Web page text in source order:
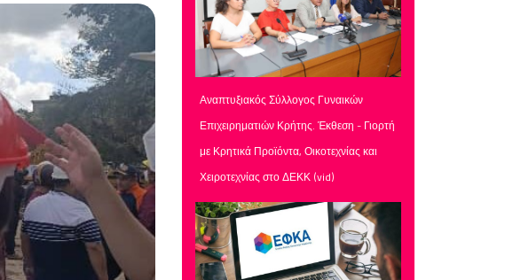
Αναπτυξιακός Σύλλογος Γυναικών
Επιχειρηματιών Κρήτης. Έκθεση - Γιορτή
με Κρητικά Προϊόντα, Οικοτεχνίας και
Χειροτεχνίας στο ΔΕΚΚ (vid)